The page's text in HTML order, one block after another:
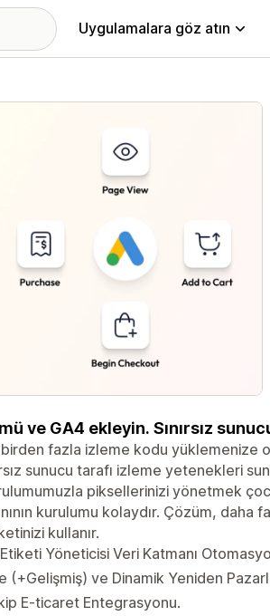
Uygulamalara göz atın
ve GA4 ekleyin. Sınırsız
fazla izleme kodu yüklemenize
sunucu tarafı izleme yetenekleri
piksellerinizi yönetmek
kurulumu kolaydır. Çözüm, daha
kullanır.
Yöneticisi Veri Katmanı
ve Dinamik Yeniden
E-ticaret Entegrasyonu.